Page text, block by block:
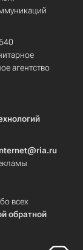
агентство
всех
обратной